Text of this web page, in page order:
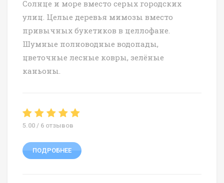
Солнце и море вместо серых городских
улиц. Целые деревья мимозы вместо
привычных букетиков в целлофане.
Шумные полноводные водопады,
цветочные лесные ковры, зелёные
каньоны.
5.00 / 6 отзывов
ПОДРОБНЕЕ